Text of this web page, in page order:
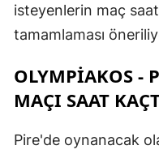
isteyenlerin maç
tamamlaması
OLYMPIAKOS -
MAÇI SAAT
Pire'de oynanacak